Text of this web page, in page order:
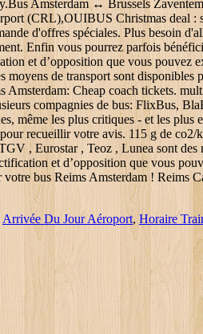
Arrivée Du Jour Aéroport, Horaire